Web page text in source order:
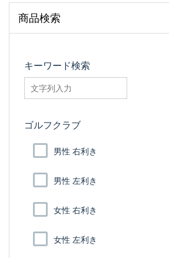
商品検索
キーワード検索
searchfilter_pro
ゴルフクラブ
男性 右利き
男性 左利き
女性 右利き
女性 左利き